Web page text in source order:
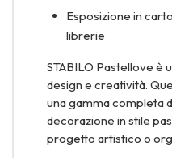
Esposizione in
librerie
STABILO Pastellove è
design e creatività.
una gamma completa
decorazione in stile
progetto artistico o